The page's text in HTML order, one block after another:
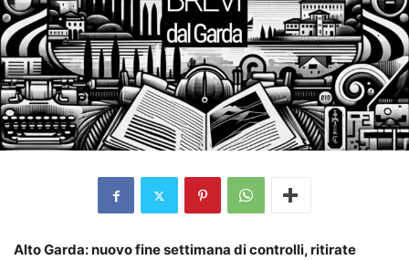
Alto Garda: nuovo fine settimana di controlli, ritirate